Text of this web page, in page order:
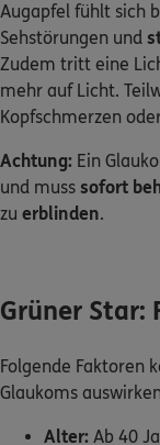
Augapfel fühlt sich
Sehstörungen und
Zudem tritt eine
mehr auf Licht.
Kopfschmerzen
Achtung: Ein
und muss sofort
zu erblinden.
Grüner Star:
Folgende Faktoren
Glaukoms
Alter: Ab 40